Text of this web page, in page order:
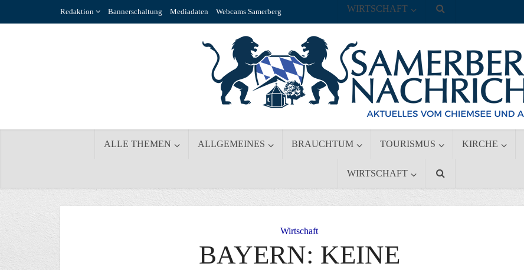
Redaktion Bannerschaltung Mediadaten Webcams Samerberg
ALLE THEMEN ALLGEMEINES BRAUCHTUM TOURISMUS KIRCHE
WIRTSCHAFT
WIRTSCHAFT
Wirtschaft
BAYERN: KEINE